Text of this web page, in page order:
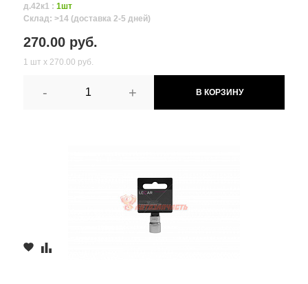
д.42к1 : 1шт
Склад: >14 (доставка 2-5 дней)
270.00 руб.
1 шт х 270.00 руб.
- + В КОРЗИНУ